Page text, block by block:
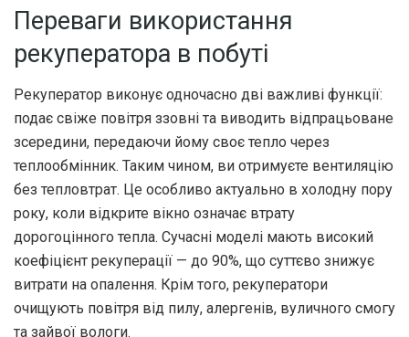
Переваги використання
рекуператора в побуті
Рекуператор виконує одночасно дві важливі функції:
подає свіже повітря ззовні та виводить відпрацьоване
зсередини, передаючи йому своє тепло через
теплообмінник. Таким чином, ви отримуєте вентиляцію
без тепловтрат. Це особливо актуально в холодну пору
року, коли відкрите вікно означає втрату
дорогоцінного тепла. Сучасні моделі мають високий
коефіцієнт рекуперації — до 90%, що суттєво знижує
витрати на опалення. Крім того, рекуператори
очищують повітря від пилу, алергенів, вуличного смогу
та зайвої вологи.